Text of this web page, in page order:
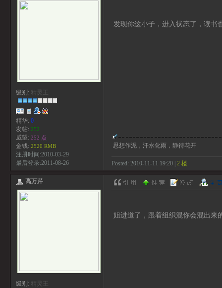
级别: 精灵王
精华: 0
发帖: 252
威望: 252 点
金钱: 2520 RMB
注册时间:2010-03-29
最后登录:2011-08-26
发现你这小子，进入状态了，读书
思想作泥，汗水化雨，静待花开
Posted: 2010-11-11 19:20 | 2 楼
高万芹
级别: 精灵王
姐进道了，跟着组织混你会混出来